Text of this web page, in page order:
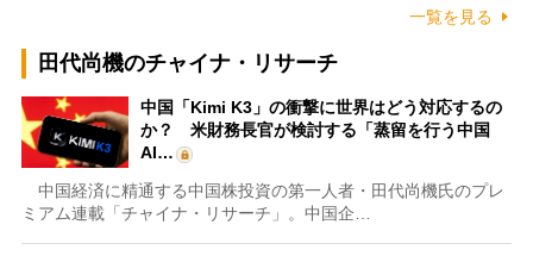
一覧を見る
田代尚機のチャイナ・リサーチ
中国「Kimi K3」の衝撃に世界はどう対応するの
か？ 米財務長官が検討する「蒸留を行う中国
AI…
中国経済に精通する中国株投資の第一人者・田代尚機氏のプレ
ミアム連載「チャイナ・リサーチ」。中国企…